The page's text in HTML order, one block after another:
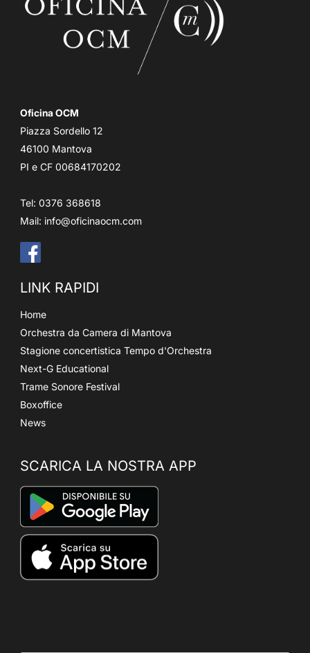
Oficina OCM
Piazza Sordello 12
46100 Mantova
PI e CF 00684170202
Tel: 0376 368618
Mail: info@oficinaocm.com
LINK RAPIDI
Home
Orchestra da Camera di Mantova
Stagione concertistica Tempo d'Orchestra
Next-G Educational
Trame Sonore Festival
Boxoffice
News
SCARICA LA NOSTRA APP